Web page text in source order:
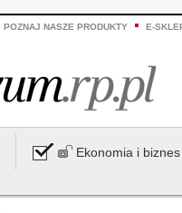
POZNAJ NASZE PRODUKTY E-
Ekonomia i biznes